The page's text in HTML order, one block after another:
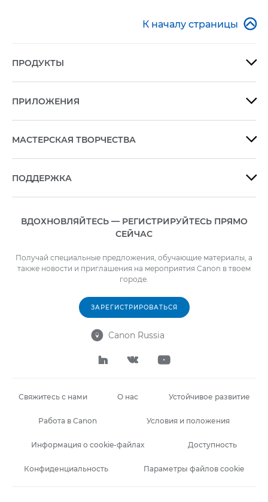
К началу страницы 
ПРОДУКТЫ 
ПРИЛОЖЕНИЯ 
МАСТЕРСКАЯ ТВОРЧЕСТВА 
ПОДДЕРЖКА 
ВДОХНОВЛЯЙТЕСЬ — РЕГИСТРИРУЙТЕСЬ ПРЯМО
СЕЙЧАС
Получай специальные предложения, обучающие материалы, а
также новости и приглашения на мероприятия Canon в твоем
городе.
ЗАРЕГИСТРИРОВАТЬСЯ
 Canon Russia
  
Свяжитесь с нами О нас Устойчивое развитие
Работа в Canon Условия и положения
Информация о cookie-файлах Доступность
Конфиденциальность Параметры файлов cookie